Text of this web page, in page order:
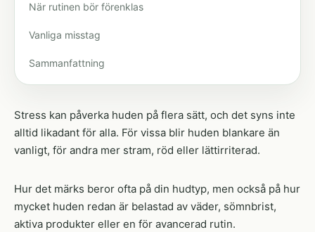
När rutinen bör förenklas
Vanliga misstag
Sammanfattning
Stress kan påverka huden på flera sätt, och det syns inte
alltid likadant för alla. För vissa blir huden blankare än
vanligt, för andra mer stram, röd eller lättirriterad.
Hur det märks beror ofta på din hudtyp, men också på hur
mycket huden redan är belastad av väder, sömnbrist,
aktiva produkter eller en för avancerad rutin.